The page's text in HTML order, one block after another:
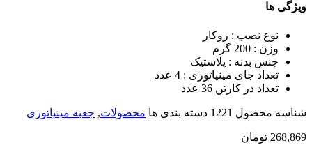
ویژگی ها
نوع نصب : روکار
وزن : 200 گرم
جنس بدنه : پلاستیک
تعداد جای مینیاتوری : 4 عدد
تعداد در کارتن 36 عدد
شناسه محصول 1221 دسته بندی ها محصولات, جعبه مینیاتوری
268,869 تومان